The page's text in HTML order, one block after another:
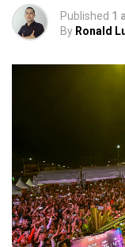
Published 1
By Ronald